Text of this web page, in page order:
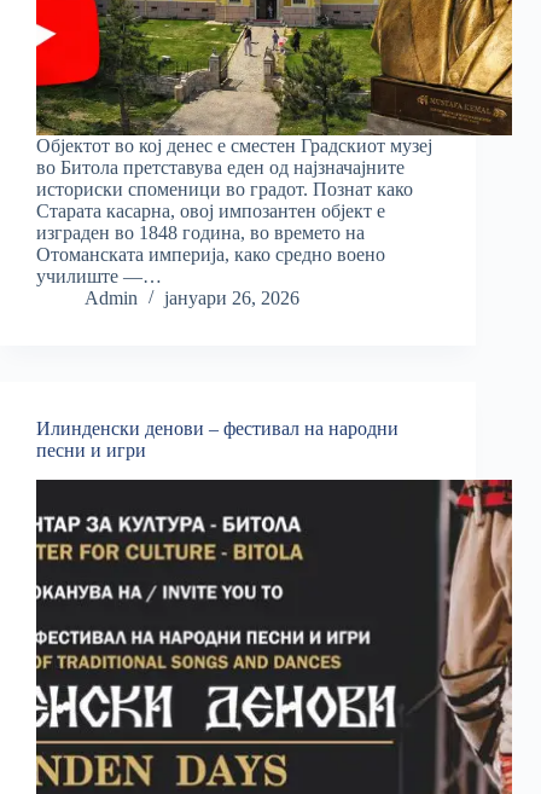
Објектот во кој денес е сместен Градскиот музеј
во Битола претставува еден од најзначајните
историски споменици во градот. Познат како
Старата касарна, овој импозантен објект е
изграден во 1848 година, во времето на
Отоманската империја, како средно воено
училиште —…
Admin
јануари 26, 2026
Илинденски денови – фестивал на народни
песни и игри